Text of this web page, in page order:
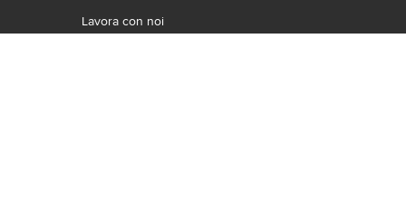
Lavora con noi